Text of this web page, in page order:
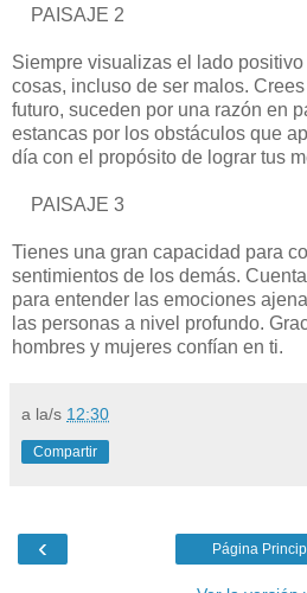
PAISAJE 2
Siempre visualizas el lado
cosas, incluso de ser malos.
futuro, suceden por una razón en
estancas por los obstáculos que
día con el propósito de lograr tus
PAISAJE 3
Tienes una gran capacidad para
sentimientos de los demás.
para entender las emociones
las personas a nivel profundo.
hombres y mujeres confían en ti.
a la/s 12:30
Compartir
‹ Página